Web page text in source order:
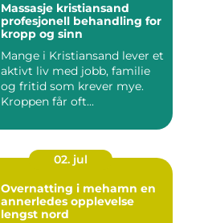
Massasje kristiansand
profesjonell behandling for
kropp og sinn
Mange i Kristiansand lever et
aktivt liv med jobb, familie
og fritid som krever mye.
Kroppen får oft...
02. jul
Overnatting i mehamn en
annerledes opplevelse
lengst nord